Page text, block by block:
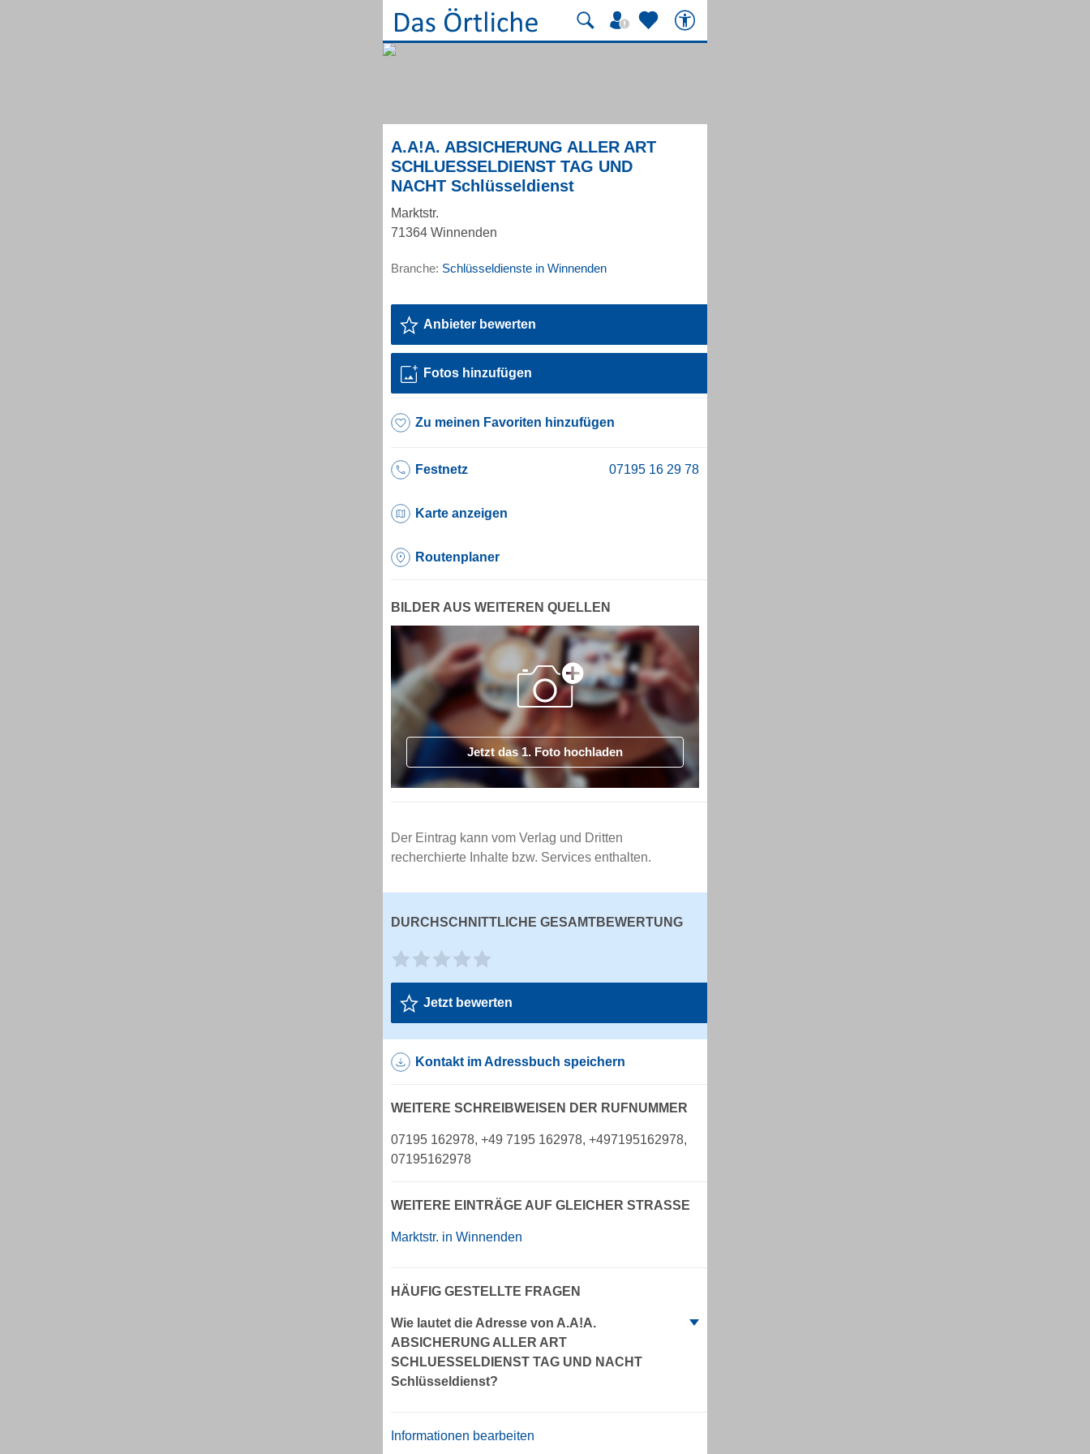
A.A!A. ABSICHERUNG ALLER ART
SCHLUESSELDIENST TAG UND
NACHT Schlüsseldienst
Marktstr.
71364 Winnenden
Branche: Schlüsseldienste in Winnenden
Anbieter bewerten
Fotos hinzufügen
Zu meinen Favoriten hinzufügen
Festnetz
Karte anzeigen
Routenplaner
BILDER AUS WEITEREN QUELLEN
Jetzt das 1. Foto hochladen
Der Eintrag kann vom Verlag und Dritten
recherchierte Inhalte bzw. Services enthalten.
DURCHSCHNITTLICHE GESAMTBEWERTUNG
Jetzt bewerten
Kontakt im Adressbuch speichern
WEITERE SCHREIBWEISEN DER RUFNUMMER
07195 162978, +49 7195 162978, +497195162978,
07195162978
WEITERE EINTRÄGE AUF GLEICHER STRASSE
Marktstr. in Winnenden
HÄUFIG GESTELLTE FRAGEN
Wie lautet die Adresse von A.A!A.
ABSICHERUNG ALLER ART
SCHLUESSELDIENST TAG UND NACHT
Schlüsseldienst?
Informationen bearbeiten